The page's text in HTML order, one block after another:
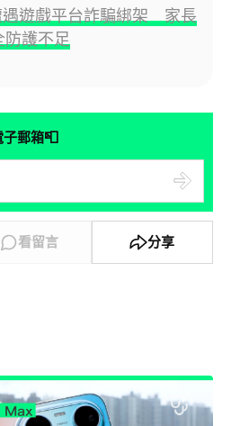
遇遊戲平台詐騙綁架 家長
護不足
子郵箱📮
看留言 分享